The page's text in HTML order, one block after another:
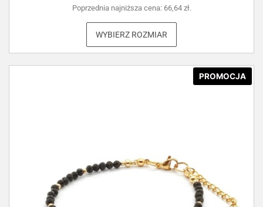
Poprzednia najniższa cena: 66,64 zł.
WYBIERZ ROZMIAR
PROMOCJA